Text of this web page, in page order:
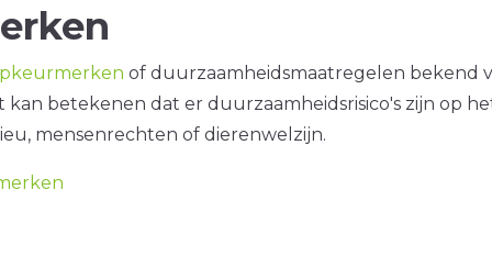
of duurzaamheidsmaatregelen bekend
kan betekenen dat er duurzaamheidsrisico's zijn op
mensenrechten of dierenwelzijn.